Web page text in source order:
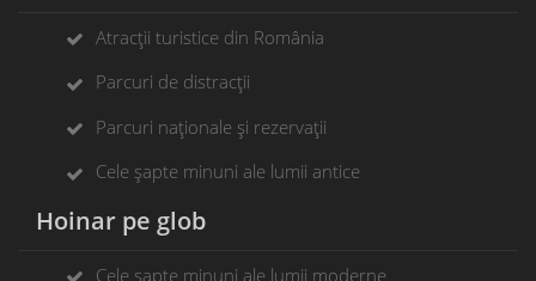
Atracții turistice din România
Parcuri de distracții
Parcuri naționale și rezervații
Cele șapte minuni ale lumii antice
Hoinar pe glob
Cele șapte minuni ale lumii moderne